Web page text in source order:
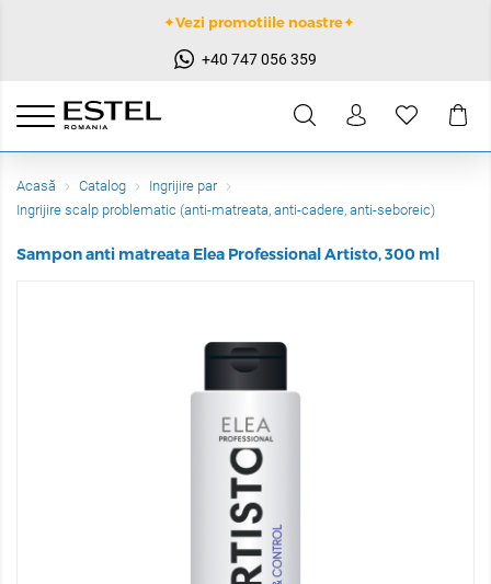
✦Vezi promotiile noastre✦
+40 747 056 359
Acasă Catalog
Ingrijire par
Ingrijire scalp problematic (anti-matreata, anti-cadere, anti-seboreic)
Sampon anti matreata Elea Professional Artisto, 300 ml